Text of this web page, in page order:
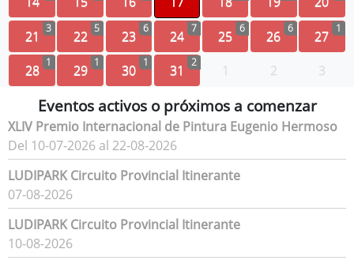
21 3 22 5 23 6 24 7 25 6 26 6 27 1
28 1 29 1 30 1 31 2 1 2 3
Eventos activos o próximos a comenzar
XLIV Premio Internacional de Pintura Eugenio Hermoso
Del 10-07-2026 al 22-08-2026
LUDIPARK Circuito Provincial Itinerante
07-08-2026
LUDIPARK Circuito Provincial Itinerante
10-08-2026